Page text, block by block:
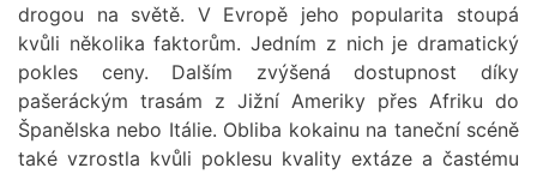
drogou na světě. V Evropě jeho popularita stoupá
kvůli několika faktorům. Jedním z nich je dramatický
pokles ceny. Dalším zvýšená dostupnost díky
pašeráckým trasám z Jižní Ameriky přes Afriku do
Španělska nebo Itálie. Obliba kokainu na taneční scéně
také vzrostla kvůli poklesu kvality extáze a častému